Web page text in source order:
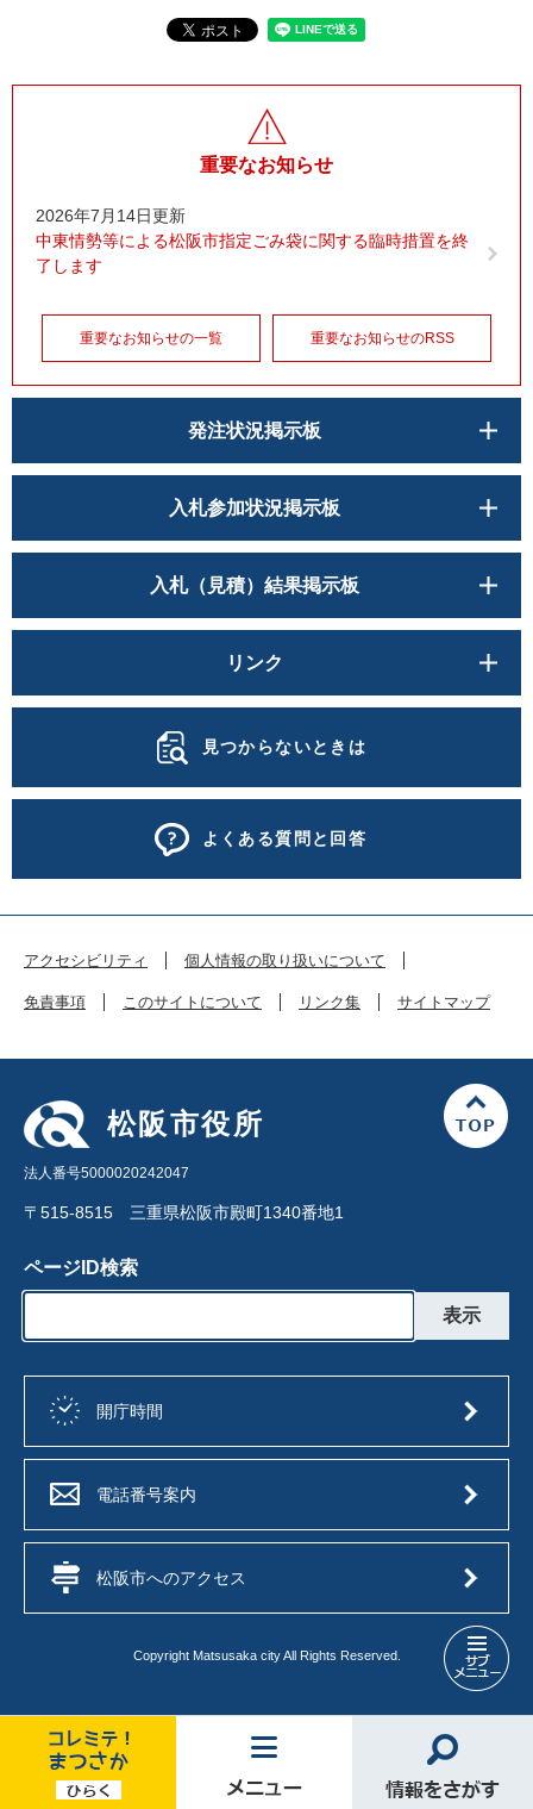
発
注・
結
果
報
重要なお知らせ
2026年7月14日更新
中東情勢等による松阪市指定ごみ袋に関する臨時措置を終
了します
重要なお知らせの一覧 重要なお知らせのRSS
発注状況掲示板
入札参加状況掲示板
入札（見積）結果掲示板
リンク
見つからないときは
よくある質問と回答
アクセシビリティ 個人情報の取り扱いについて
免責事項 このサイトについて リンク集 サイトマップ
松阪市役所
法人番号5000020242047
〒515-8515 三重県松阪市殿町1340番地1
ページID検索
開庁時間
電話番号案内
松阪市へのアクセス
Copyright Matsusaka city All Rights Reserved.